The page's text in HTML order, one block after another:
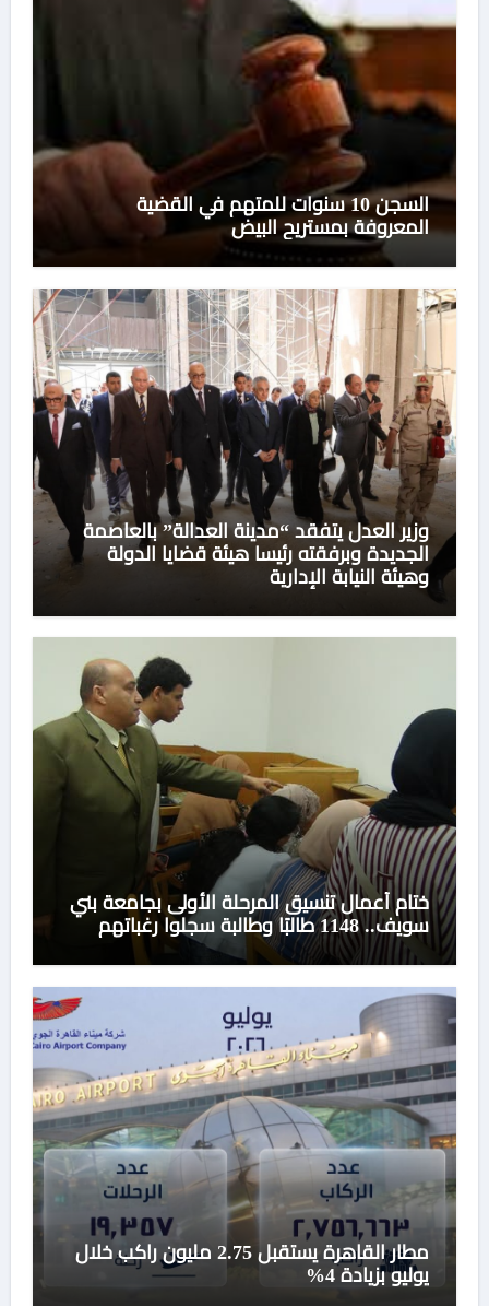
السجن 10 سنوات للمتهم في القضية
المعروفة بمستريح البيض
وزير العدل يتفقد “مدينة العدالة” بالعاصمة
الجديدة وبرفقته رئيسا هيئة قضايا الدولة
وهيئة النيابة الإدارية
ختام أعمال تنسيق المرحلة الأولى بجامعة بني
سويف.. 1148 طالبًا وطالبة سجلوا رغباتهم
مطار القاهرة يستقبل 2.75 مليون راكب خلال
يوليو بزيادة 4%